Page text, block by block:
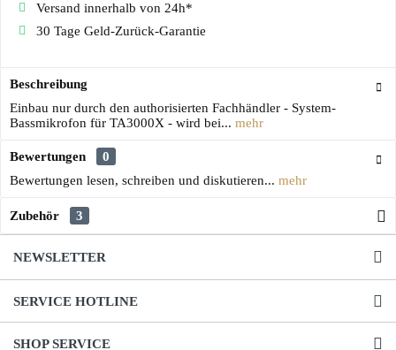
Versand innerhalb von 24h*
30 Tage Geld-Zurück-Garantie
Beschreibung
Einbau nur durch den authorisierten Fachhändler - System-
Bassmikrofon für TA3000X - wird bei... mehr
Bewertungen
0
Bewertungen lesen, schreiben und diskutieren... mehr
Zubehör 3
NEWSLETTER
SERVICE HOTLINE
SHOP SERVICE